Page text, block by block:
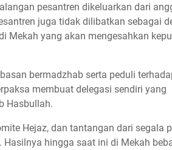
pesantren dikeluarkan dari
juga tidak dilibatkan sebagai
Mekah yang akan mengesahkan
bermadzhab serta peduli
membuat delegasi sendiri yang
Hasbullah.
Hejaz, dan tantangan dari segala
hingga saat ini di Mekah